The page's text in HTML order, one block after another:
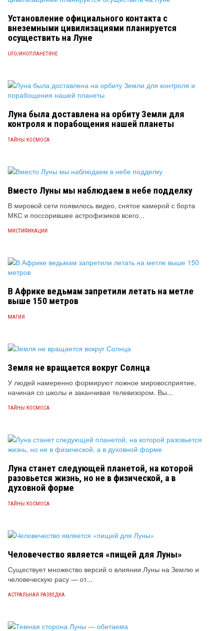
Установление официального контакта с
внеземными цивилизациями планируется
осуществить на Луне
UFO/ИНОПЛАНЕТЯНЕ
Луна была доставлена на орбиту Земли для
контроля и порабощения нашей планеты
ТАЙНЫ КОСМОСА
Вместо Луны мы наблюдаем в небе подделку
В мировой сети появилось видео, снятое камерой с борта
МКС и поссорившее астрофизиков всего...
МИСТИФИКАЦИИ
В Африке ведьмам запретили летать на метле
выше 150 метров
МАГИЯ
Земля не вращается вокруг Солнца
У людей намеренно формируют ложное мировосприятие,
начиная со школы и заканчивая телевизором. Вы...
ТАЙНЫ КОСМОСА
Луна станет следующей планетой, на которой
разовьется жизнь, но не в физической, а в
духовной форме
ТАЙНЫ КОСМОСА
Человечество является «пищей для Луны»
Существует множество версий о влиянии Луны на Землю и
человеческую расу — от...
АСТРАЛЬНАЯ РАЗВЕДКА